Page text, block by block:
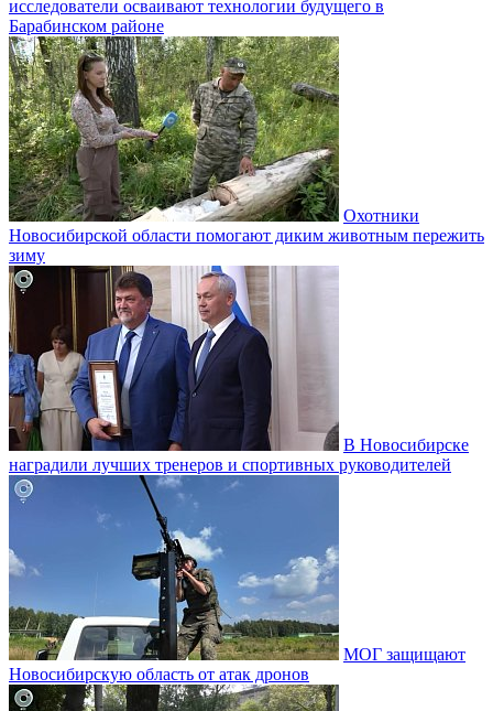
исследователи осваивают технологии будущего в
Барабинском районе
Охотники
Новосибирской области помогают диким животным пережить
зиму
В Новосибирске
наградили лучших тренеров и спортивных руководителей
МОГ защищают
Новосибирскую область от атак дронов